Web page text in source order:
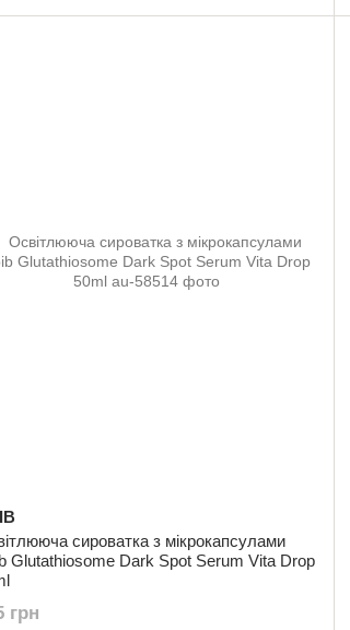
сироватка з мікрокапсулами
Glutathiosome Dark Spot Serum Vita Drop
грн